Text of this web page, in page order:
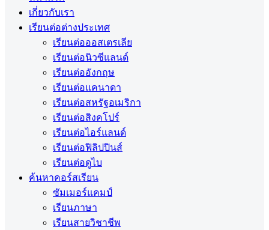
เกี่ยวกับเรา
เรียนต่อต่างประเทศ
เรียนต่อออสเตรเลีย
เรียนต่อนิวซีแลนด์
เรียนต่ออังกฤษ
เรียนต่อแคนาดา
เรียนต่อสหรัฐอเมริกา
เรียนต่อสิงคโปร์
เรียนต่อไอร์แลนด์
เรียนต่อฟิลิปปินส์
เรียนต่อดูไบ
ค้นหาคอร์สเรียน
ซัมเมอร์แคมป์
เรียนภาษา
เรียนสายวิชาชีพ